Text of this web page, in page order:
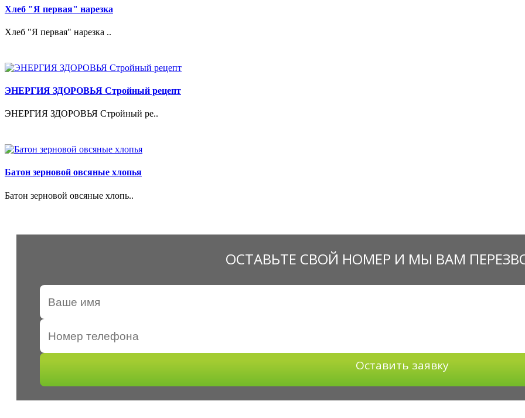
Хлеб "Я первая" нарезка
Хлеб "Я первая" нарезка ..
ЭНЕРГИЯ ЗДОРОВЬЯ Стройный рецепт
ЭНЕРГИЯ ЗДОРОВЬЯ Стройный ре..
Батон зерновой овсяные хлопья
Батон зерновой овсяные хлопь..
ОСТАВЬТЕ СВОЙ НОМЕР И МЫ ВАМ
Оставить заявку